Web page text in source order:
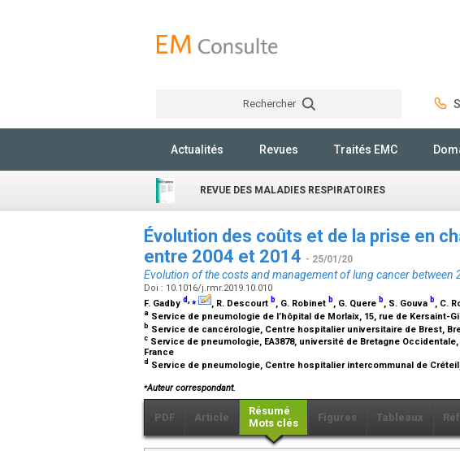
Rechercher
Actualités Revues Traités EMC
REVUE DES MALADIES RESPIRATOIRES
Évolution des coûts et de la prise en
entre 2004 et 2014 - 25/01/20
Evolution of the costs and management of lung cancer between
Doi : 10.1016/j.rmr.2019.10.010
F. Gadby d,⁎ , R. Descourt b, G. Robinet b, G. Quere b, S. Gouva b, C.
a Service de pneumologie de l’hôpital de Morlaix, 15, rue de Kersaint-
b Service de cancérologie, Centre hospitalier universitaire de Brest,
c Service de pneumologie, EA3878, université de Bretagne
France
d Service de pneumologie, Centre hospitalier intercommunal de
⁎Auteur correspondant.
PDF Article
Résumé
Mots clés
Figures Tableaux